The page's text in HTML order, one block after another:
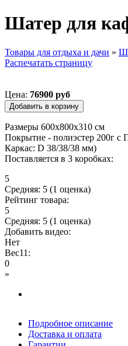
Шатер для
Вы здесь
Товары для отдыха и дачи »
Распечатать страницу
Цена: 76900 руб
Размеры 600х800х310 см
Покрытие - полиэстер 200г с
Каркас: D 38/38/38 мм)
Поставляется в 3 коробках:
5
Средняя: 5 (1 оценка)
Рейтинг товара:
5
Средняя: 5 (1 оценка)
Добавить видео:
Нет
Вес11:
0
»
Подробное описание
Доставка и оплата